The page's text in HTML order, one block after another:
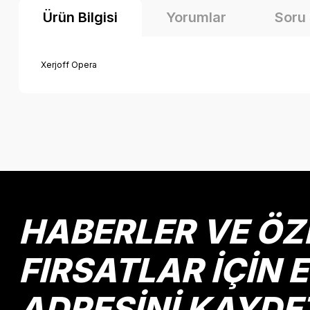
Ürün Bilgisi Yorumlar Soru
Xerjoff Opera
Ürün resmi kalitesiz, bozuk veya görüntülenemiyor.
Ürün fiyatı diğer sitelerden daha pahalı.
HABERLER VE
FIRSATLAR İÇİN